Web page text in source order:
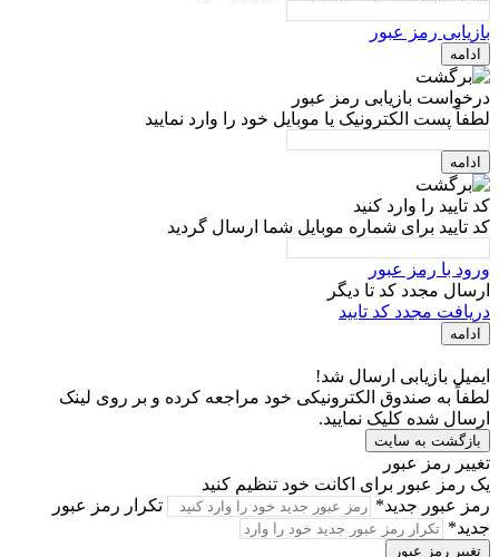
بازیابی رمز عبور
ادامه
درخواست بازیابی رمز عبور
لطفاً پست الکترونیک یا موبایل خود را وارد نمایید
ادامه
کد تایید را وارد کنید
کد تایید برای شماره موبایل شما ارسال گردید
ورود با رمز عبور
ارسال مجدد کد تا دیگر
دریافت مجدد کد تایید
ادامه
ایمیل بازیابی ارسال شد!
لطفاً به صندوق الکترونیکی خود مراجعه کرده و بر روی لینک
ارسال شده کلیک نمایید.
بازگشت به سایت
تغییر رمز عبور
یک رمز عبور برای اکانت خود تنظیم کنید
رمز عبور جدید*
تکرار رمز عبور
جدید*
تغییر رمز عبور